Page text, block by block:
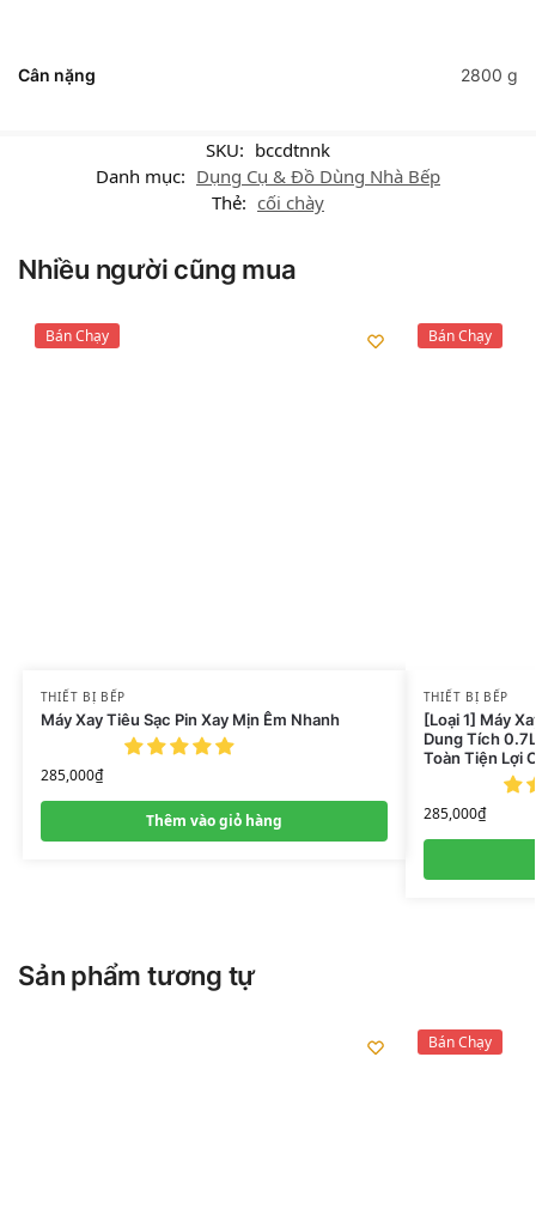
Cân nặng 2800 g
SKU: bccdtnnk
Danh mục: Dụng Cụ & Đồ Dùng Nhà Bếp
Thẻ: cối chày
Nhiều người cũng mua
Bán Chạy
THIẾT BỊ BẾP
Máy Xay Tiêu Sạc Pin Xay Mịn Êm Nhanh
285,000₫
Thêm vào giỏ hàng
Bán Chạy
THIẾT BỊ BẾP
[Loại 1] Máy
Dung Tích
Toàn Tiện Lợi
285,000₫
Sản phẩm tương tự
Bán Chạy